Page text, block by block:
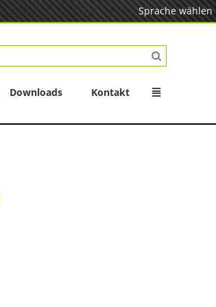
Sprache wählen
Downloads Kontakt